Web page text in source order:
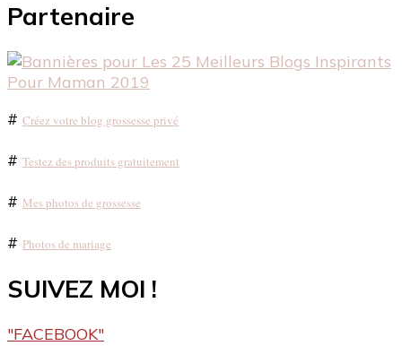
Partenaire
# Créez votre blog grossesse privé
# Testez des produits gratuitement
# Mes photos de grossesse
# Photos de mariage
SUIVEZ MOI !
"FACEBOOK"